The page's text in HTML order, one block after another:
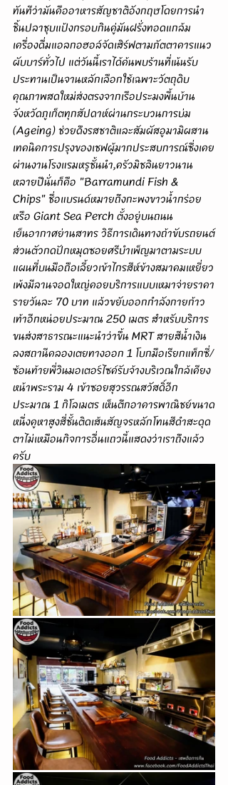
ทันทีว่ามันคืออาหารสัญชาติอังกฤษโดยการนำ
ชิ้นปลาชุบแป้งกรอบกินคู่มันฝรั่งทอดแกล้ม
เครื่องดื่มแอลกอฮอล์จัดเสิร์ฟตามภัตตาคารแนว
ผับบาร์ทั่วไป แต่วันนี้เราได้ค้นพบร้านที่เน้นรับ
ประทานเป็นจานหลักเลือกใช้เฉพาะวัตถุดิบ
คุณภาพสดใหม่ส่งตรงจากเรือประมงพื้นบ้าน
จังหวัดภูเก็ตทุกสัปดาห์ผ่านกระบวนการบ่ม
(Ageing) ช่วยดึงรสชาติและสัมผัสอูมามิผสาน
เทคนิคการปรุงของเชฟผู้มากประสบการณ์ซึ่งเคย
ผ่านงานโรงแรมหรูชั้นนำ,ครัวมิชลินยาวนาน
หลายปีนั่นก็คือ "Barramundi Fish &
Chips" ชื่อแบรนด์หมายถึงกะพงขาวน้ำกร่อย
หรือ Giant Sea Perch ตั้งอยู่บนถนน
เย็นอากาศย่านสาทร วิธีการเดินทางถ้าขับรถยนต์
ส่วนตัวกดปักหมุดซอยศรีบำเพ็ญมาตามระบบ
แผนที่บนมือถือเลี้ยวเข้าไกรสีห์ข้างสมาคมเหยี่ยว
เพ้งมีลานจอดใหญ่คอยบริการแบบเหมาจ่ายราคา
รายวันละ 70 บาท แล้วขยับออกกำลังกายก้าว
เท้าอีกหน่อยประมาณ 250 เมตร สำหรับบริการ
ขนส่งสาธารณะแนะนำว่าขึ้น MRT สายสีน้ำเงิน
ลงสถานีคลองเตยทางออก 1 โบกมือเรียกแท็กซี่/
ซ้อนท้ายพี่วินมอเตอร์ไซค์รับจ้างบริเวณใกล้เคียง
หน้าพระราม 4 เข้าซอยสุวรรณสวัสดิ์อีก
ประมาณ 1 กิโลเมตร เห็นตึกอาคารพาณิชย์ขนาด
หนึ่งคูหาสูงสี่ชั้นติดเส้นสัญจรหลักโทนสีดำสะดุด
ตาไม่เหมือนกิจการอื่นแถวนี้แสดงว่าเราถึงแล้ว
ครับ